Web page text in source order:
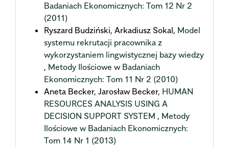
Badaniach Ekonomicznych: Tom 12 Nr 2
(2011)
Ryszard Budziński, Arkadiusz Sokal, Model
systemu rekrutacji pracownika z
wykorzystaniem lingwistycznej bazy wiedzy
, Metody Ilościowe w Badaniach
Ekonomicznych: Tom 11 Nr 2 (2010)
Aneta Becker, Jarosław Becker, HUMAN
RESOURCES ANALYSIS USING A
DECISION SUPPORT SYSTEM , Metody
Ilościowe w Badaniach Ekonomicznych:
Tom 14 Nr 1 (2013)